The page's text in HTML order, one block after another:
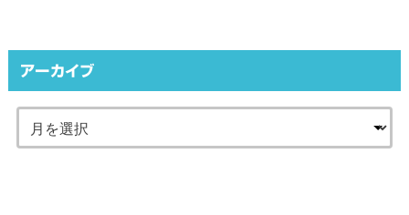
アーカイブ